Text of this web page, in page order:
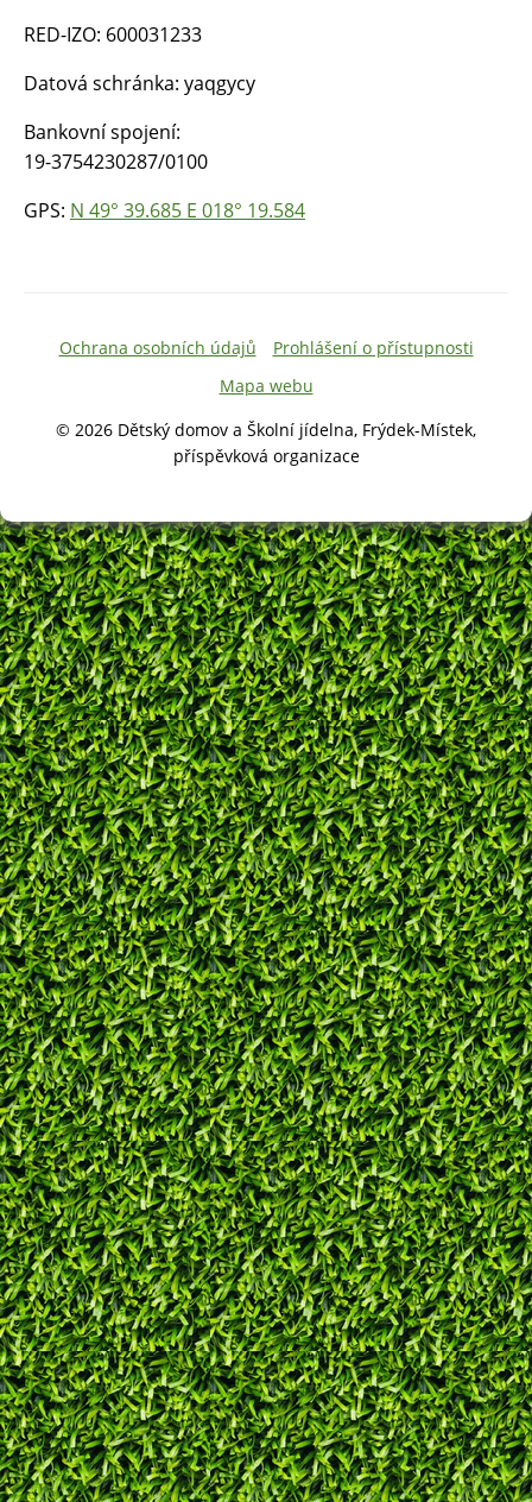
RED-IZO: 600031233
Datová schránka: yaqgycy
Bankovní spojení:
19-3754230287/0100
GPS: N 49° 39.685 E 018° 19.584
Ochrana osobních údajů
Prohlášení o přístupnosti
Mapa webu
© 2026 Dětský domov a Školní jídelna, Frýdek-Místek,
příspěvková organizace